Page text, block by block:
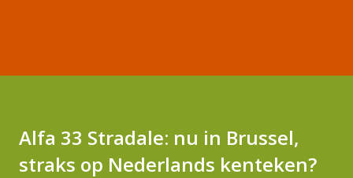
Alfa 33 Stradale: nu in Brussel,
straks op Nederlands kenteken?